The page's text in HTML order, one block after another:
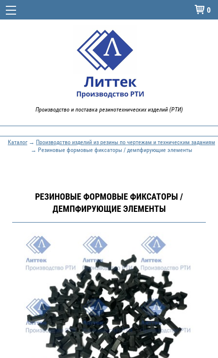
 0
Производство и поставка резинотехнических изделий (РТИ)
Каталог→ Производство изделий из резины по чертежам и техническим заданиям
→ Резиновые формовые фиксаторы / демпфирующие элементы
РЕЗИНОВЫЕ ФОРМОВЫЕ ФИКСАТОРЫ /
ДЕМПФИРУЮЩИЕ ЭЛЕМЕНТЫ